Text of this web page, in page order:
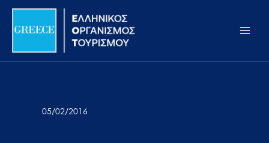
Σημείωση:
ιστότοπος
προσβασιμότητας.
Μετάβαση
περιεχόμενο
05/02/2016